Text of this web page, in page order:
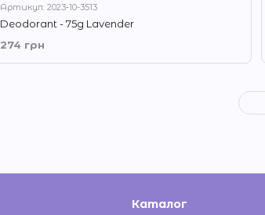
Артикул: 2023-10-3513
Deodorant - 75g Lavender
274 грн
Каталог